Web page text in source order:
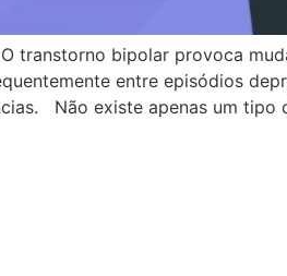
transtorno bipolar provoca
entre episódios
Não existe apenas um